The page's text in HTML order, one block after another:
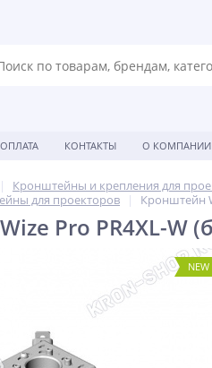
ОПЛАТА КОНТАКТЫ О КОМПАНИИ
Кронштейны и крепления для
для проекторов
Кронштейн
Pro PR4XL-W
NEW